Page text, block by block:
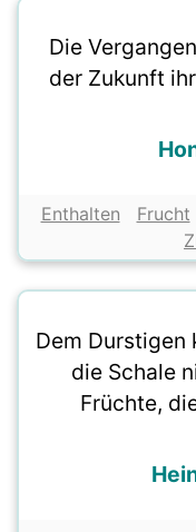
Die
der Zukunft
Enthalten Frucht
Dem Durstigen
die Schale
Früchte,